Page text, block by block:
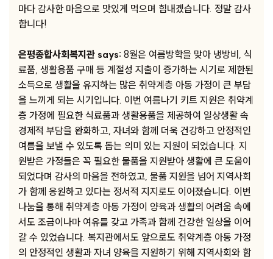
마다 감사한 마음으로 맛있게 먹으며 힘내겠습니다. 정말 감사
합니다!
은평종합사회복지관 says: 8월은 여름방학을 맞아 냉방비, 식
료품, 생활용품 구매 등 계절성 지출이 증가하는 시기로 제한된
소득으로 생활을 유지하는 많은 취약계층 아동 가정이 큰 부담
을 느끼게 되는 시기입니다. 이번 여름나기 키트 지원은 취약계
층 가정에 필요한 식료품과 생활용품을 제공하여 일상생활 속
경제적 부담을 완화하고, 자녀와 함께 더욱 건강하고 안정적인
여름을 보낼 수 있도록 돕는 의미 있는 지원이 되었습니다. 지
원받은 가정들은 꼭 필요한 물품을 지원받아 생활에 큰 도움이
되었다며 감사의 마음을 전하였고, 물품 지원을 넘어 지역사회
가 함께 응원하고 있다는 정서적 지지로도 이어졌습니다. 이번
나눔을 통해 취약계층 아동 가정이 양육과 생활의 어려움 속에
서도 조금이나마 여유를 갖고 가족과 함께 건강한 일상을 이어
갈 수 있었습니다. 복지관에서도 앞으로도 취약계층 아동 가정
의 안정적인 생활과 자녀 양육을 지원하기 위해 지역사회와 함